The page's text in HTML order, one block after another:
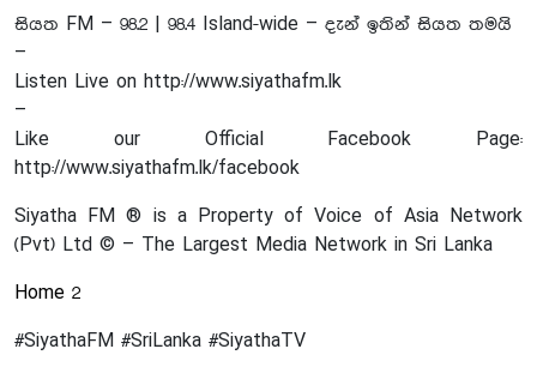
සියත FM – 98.2 | 98.4 Island-wide – දැන් ඉතින් සියත තමයි
–
Listen Live on http://www.siyathafm.lk
–
Like our Official Facebook Page:
http://www.siyathafm.lk/facebook
Siyatha FM ® is a Property of Voice of Asia Network
(Pvt) Ltd © – The Largest Media Network in Sri Lanka
Home 2
#SiyathaFM #SriLanka #SiyathaTV